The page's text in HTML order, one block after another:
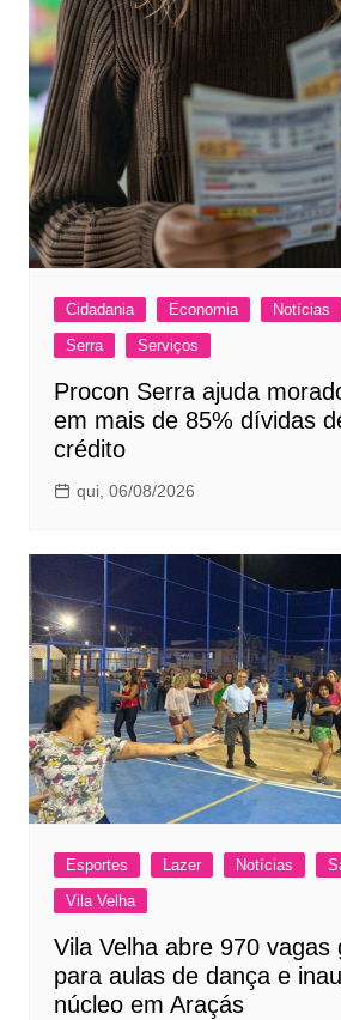
Cidadania Economia Notícias
Serra
Serviços
Procon Serra ajuda
em mais de 85% dívidas
crédito
qui, 06/08/2026
Esportes Lazer Notícias
Vila Velha
Vila Velha abre 970 vagas
para aulas de dança e
núcleo em Araçás